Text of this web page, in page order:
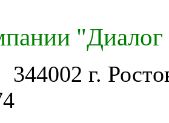
"Диалог
344002 г.